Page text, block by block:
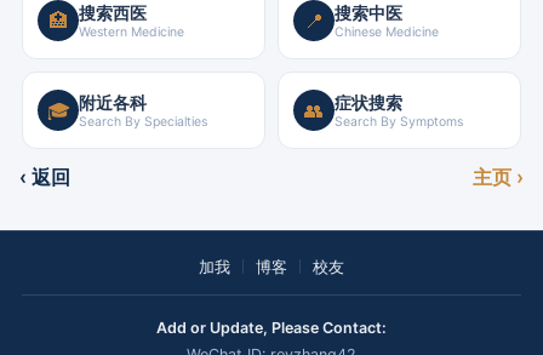
🏥 搜索西医
Western Medicine 📍 搜索中医
Chinese Medicine
🎓 附近各科
Search By Specialties 👥 症状搜索
Search By Symptoms
‹ 返回 主页 ›
加我 博客 校友
Add or Update, Please Contact: